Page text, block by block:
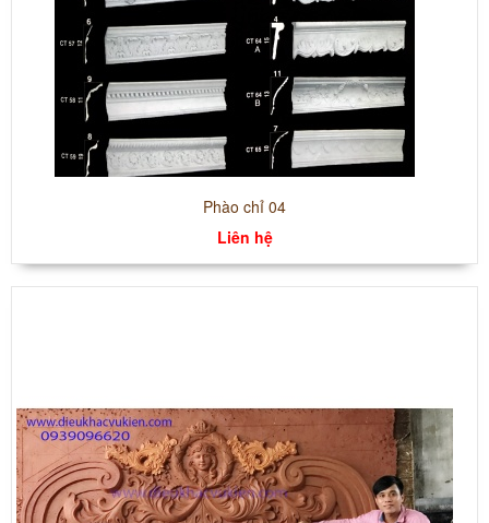
Phào chỉ 04
Liên hệ